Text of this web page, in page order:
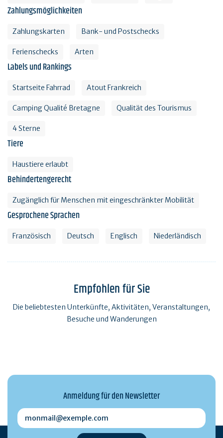
Zahlungsmöglichkeiten
Zahlungskarten Bank- und Postschecks
Ferienschecks Arten
Labels und Rankings
Startseite Fahrrad Atout Frankreich
Camping Qualité Bretagne Qualität des Tourismus
4 Sterne
Tiere
Haustiere erlaubt
Behindertengerecht
Zugänglich für Menschen mit eingeschränkter Mobilität
Gesprochene Sprachen
Französisch Deutsch Englisch Niederländisch
Empfohlen für Sie
Die beliebtesten Unterkünfte, Aktivitäten, Veranstaltungen,
Besuche und Wanderungen
Anmeldung für den Newsletter
monmail@exemple.com